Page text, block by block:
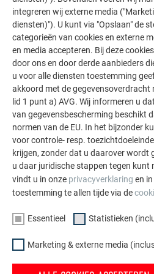
LAAT U INSPIREREN
ANDERE OBJECTEN
De PREFA referentiegallerij
aluminium kan worden
indrukwekkende projecten met
aluminiumoplossingen voor
gevel.
MEER REFERENTIES BEKIJKEN
integreren wij externe media
diensten)"). U kunt via "Opslaan" de
categorieën van cookies en externe
en media accepteren. Bij deze
door ons en door derde aanbieders
u voor alle diensten toestemming
akkoord met de gegevensoverdracht
lid 1 punt a) AVG. Wij informeren u
van gegevensbescherming beschikt
normen van de EU. In het bijzonder
voor controle- resp.
krijgen, zonder dat u daarover wordt
u daar juridische stappen tegen kunt
vindt u in onze privacyverklaring en
toestemming te allen tijde via de
Essentieel Statistieken
Marketing & externe media